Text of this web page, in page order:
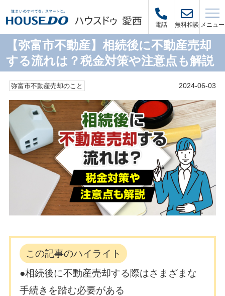
電話 無料相談 メニュー
【弥富市不動産】相続後に不動産売却
する流れは？税金対策や注意点も解説
弥富市不動産売却のこと 2024-06-03
この記事のハイライト
●相続後に不動産売却する際はさまざまな
手続きを踏む必要がある